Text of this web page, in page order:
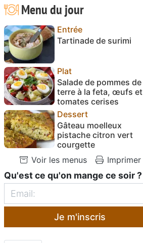
Menu du jour
Entrée
Tartinade de surimi
Plat
Salade de pommes de
terre à la feta, œufs et
tomates cerises
Dessert
Gâteau moelleux
pistache citron vert
courgette
Voir les menus
Imprimer
Qu'est ce qu'on mange ce soir ?
Je m'inscris